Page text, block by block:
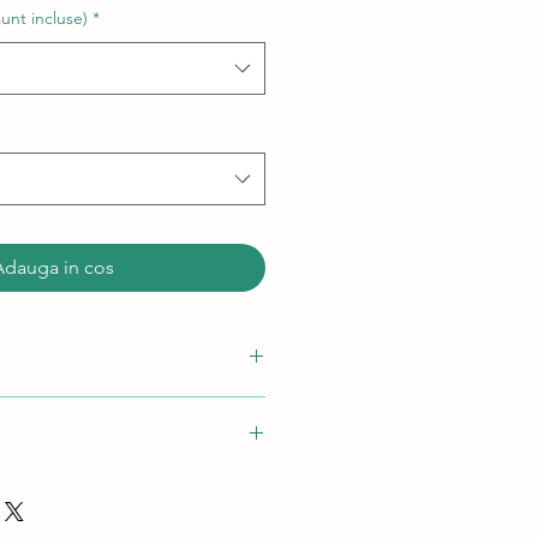
incluse) *
in cos
basmati corect.